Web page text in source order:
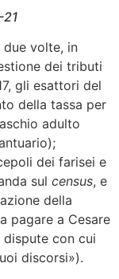
21
due volte, in
dei tributi
gli esattori del
della tassa per
adulto
dei farisei e
sul census, e
della
pagare a Cesare
con cui
discorsi»).